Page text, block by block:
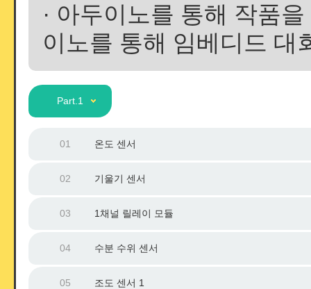
· 아두이노를 통해 작품
이노를 통해 임베디드 대
Part.1
01 온도 센서
02 기울기 센서
03 1채널 릴레이 모듈
04 수분 수위 센서
05 조도 센서 1